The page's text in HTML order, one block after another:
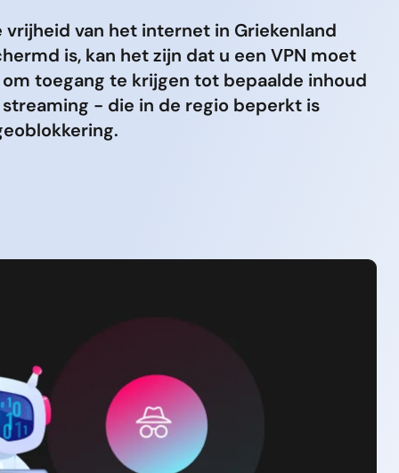
vrijheid van het internet in Griekenland
is, kan het zijn dat u een VPN moet
toegang te krijgen tot bepaalde inhoud
- die in de regio beperkt is